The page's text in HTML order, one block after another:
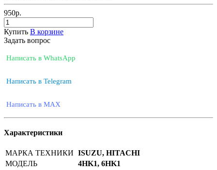
950р.
Купить В корзине
Задать вопрос
Написать в WhatsApp
Написать в Telegram
Написать в MAX
Характеристики
МАРКА ТЕХНИКИ ISUZU, HITACHI
МОДЕЛЬ
4HK1, 6HK1